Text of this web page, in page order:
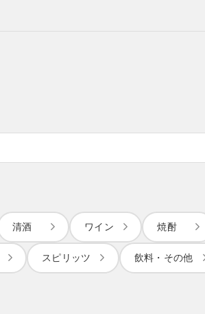
清酒 ワイン 焼酎
スピリッツ 飲料・その他